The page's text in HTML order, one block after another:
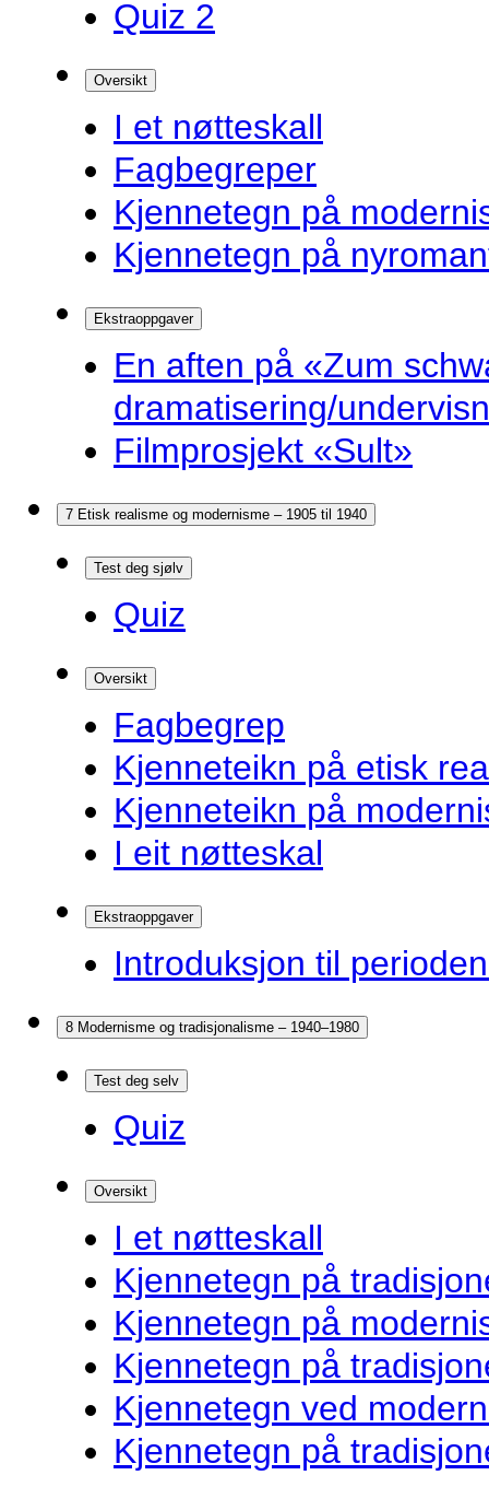
Quiz 2
Oversikt
I et nøtteskall
Fagbegreper
Kjennetegn på
Kjennetegn på
Ekstraoppgaver
En aften på «Zum
dramatisering/
Filmprosjekt «Sult»
7 Etisk realisme og modernisme – 1905 til 1940
Test deg sjølv
Quiz
Oversikt
Fagbegrep
Kjenneteikn på etisk
Kjenneteikn på
I eit nøtteskal
Ekstraoppgaver
Introduksjon til
8 Modernisme og tradisjonalisme – 1940–1980
Test deg selv
Quiz
Oversikt
I et nøtteskall
Kjennetegn på
Kjennetegn på
Kjennetegn på
Kjennetegn ved
Kjennetegn på